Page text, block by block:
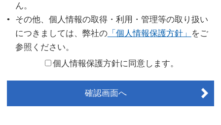
ん。
その他、個人情報の取得・利用・管理等の取り扱い
につきましては、弊社の「個人情報保護方針」
をご
参照ください。
個人情報保護方針に同意します。